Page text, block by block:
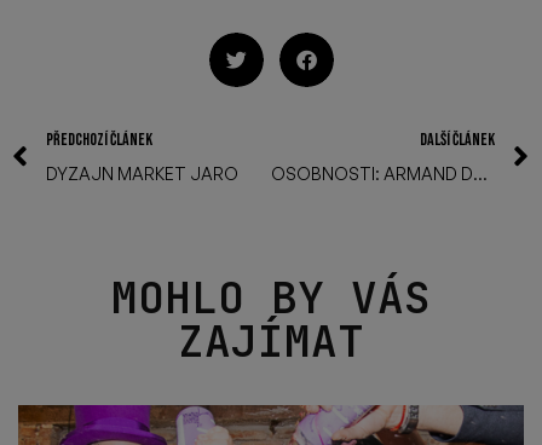
PŘEDCHOZÍ ČLÁNEK
DYZAJN MARKET JARO
DALŠÍ ČLÁNEK
OSOBNOSTI: ARMAND DEBELDER
MOHLO BY VÁS
ZAJÍMAT